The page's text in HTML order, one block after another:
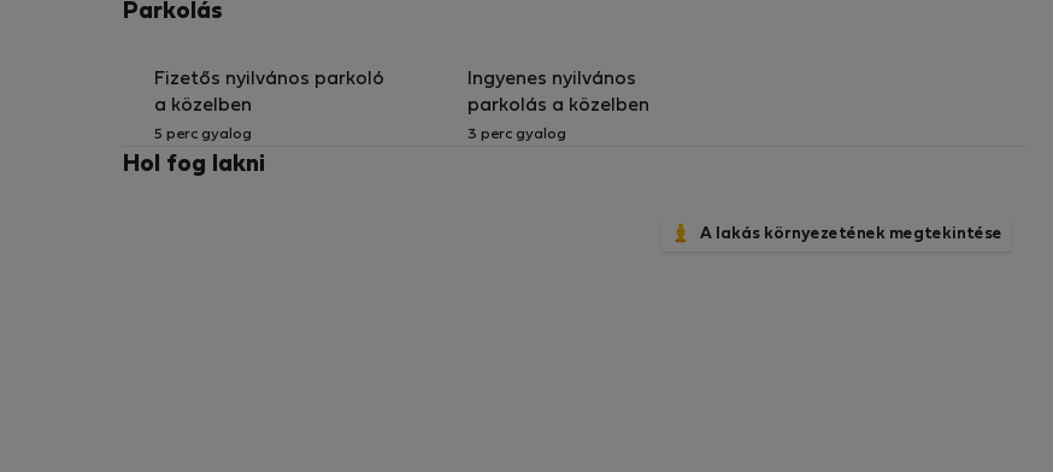
Parkolás
Fizetős nyilvános parkoló
a közelben
5 perc gyalog
Ingyenes nyilvános
parkolás a közelben
3 perc gyalog
Hol fog lakni
A lakás környezetének megtekintése